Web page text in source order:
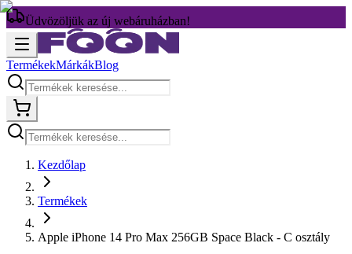
Üdvözöljük az új webáruházban!
TermékekMárkákBlog
Kezdőlap
Termékek
Apple iPhone 14 Pro Max 256GB Space Black - C osztály